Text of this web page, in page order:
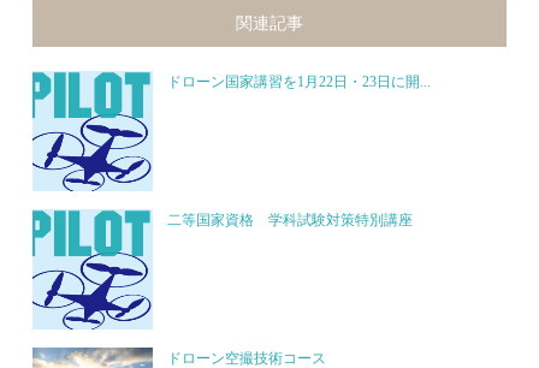
関連記事
ドローン国家講習を1月22日・23日に開...
二等国家資格 学科試験対策特別講座
ドローン空撮技術コース